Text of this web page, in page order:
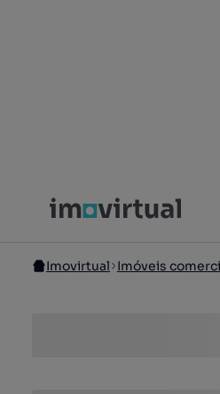
Imovirtual Imóveis